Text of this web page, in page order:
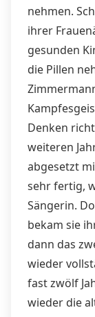
nehmen.
ihrer
gesunden
die Pillen
Denken
weiteren
abgesetzt
sehr fertig,
Sängerin.
bekam sie
dann das
wieder
fast zwölf
wieder die